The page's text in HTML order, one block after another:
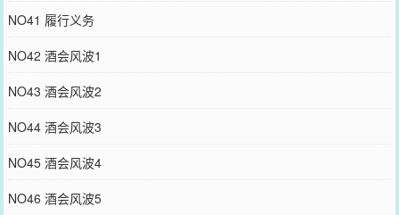
NO41 履行义务
NO42 酒会风波1
NO43 酒会风波2
NO44 酒会风波3
NO45 酒会风波4
NO46 酒会风波5